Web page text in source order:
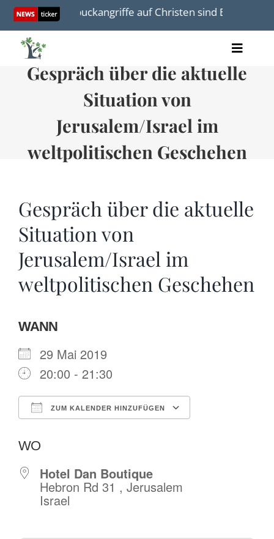
Skip
content
Spuckangriffe auf Christen sind Einzelfälle
Toggle
Artikel
Termine
Über uns
Spenden
Gespräch über die aktuelle
Situation von
Jerusalem/Israel im
weltpolitischen Geschehen
Gespräch über die aktuelle
Situation von
Jerusalem/Israel im
weltpolitischen Geschehen
WANN
29 Mai 2019
20:00 - 21:30
ZUM KALENDER HINZUFÜGEN
WO
Hotel Dan Boutique
Hebron Rd 31 , Jerusalem
Israel